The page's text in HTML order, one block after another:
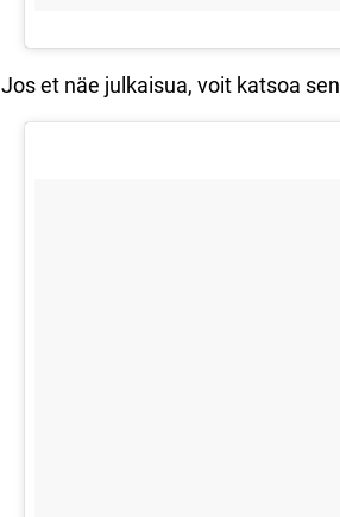
Jos et näe julkaisua, voit katsoa sen